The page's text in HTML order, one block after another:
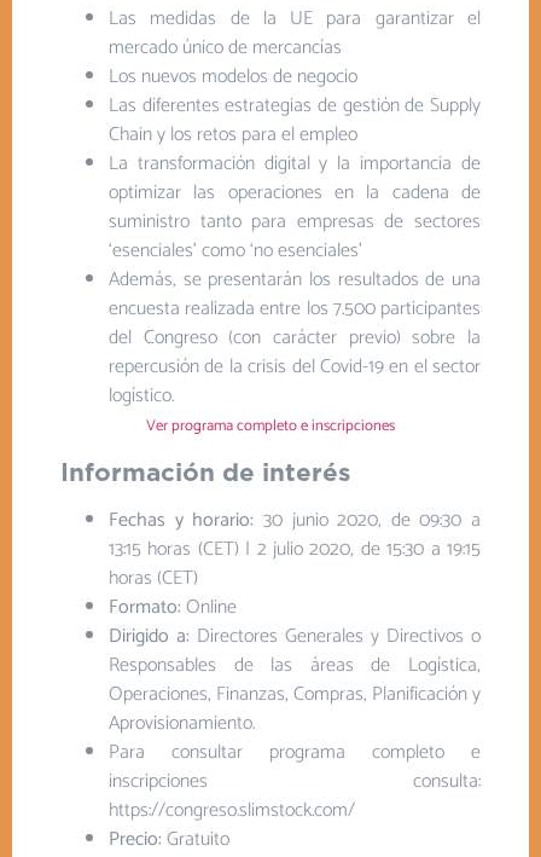
Las medidas de la UE para garantizar el
mercado único de mercancías
Los nuevos modelos de negocio
Las diferentes estrategias de gestión de Supply
Chain y los retos para el empleo
La transformación digital y la importancia de
optimizar las operaciones en la cadena de
suministro tanto para empresas de sectores
‘esenciales’ como ‘no esenciales’
Además, se presentarán los resultados de una
encuesta realizada entre los 7.500 participantes
del Congreso (con carácter previo) sobre la
repercusión de la crisis del Covid-19 en el sector
logístico.
Ver programa completo e inscripciones
Información de interés
Fechas y horario: 30 junio 2020, de 09:30 a
13:15 horas (CET) | 2 julio 2020, de 15:30 a 19:15
horas (CET)
Formato:Online
Dirigido a: Directores Generales y Directivos o
Responsables de las áreas de Logística,
Operaciones, Finanzas, Compras, Planificación y
Aprovisionamiento.
Para consultar programa completo e
inscripciones consulta:
https://congreso.slimstock.com/
Precio:Gratuito